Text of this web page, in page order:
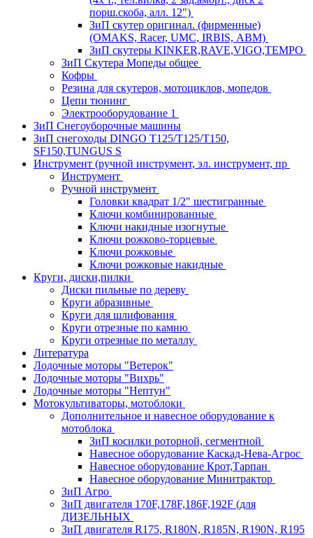
порш.скоба, алл. 12")
ЗиП скутер оригинал. (фирменные)
(OMAKS, Racer, UMC, IRBIS, АВМ)
ЗиП скутеры KINKER,RAVE,VIGO,TEMPO
ЗиП Скутера Мопеды общее
Кофры
Резина для скутеров, мотоциклов, мопедов
Цепи тюнинг
Электрооборудование 1
ЗиП Снегоуборочные машины
ЗиП снегоходы DINGO T125/T125/T150,
SF150,TUNGUS S
Инструмент (ручной инструмент, эл. инструмент, пр
Инструмент
Ручной инструмент
Головки квадрат 1/2" шестигранные
Ключи комбинированные
Ключи накидные изогнутые
Ключи рожково-торцевые
Ключи рожковые
Ключи рожковые накидные
Круги, диски,пилки
Диски пильные по дереву
Круги абразивные
Круги для шлифования
Круги отрезные по камню
Круги отрезные по металлу
Литература
Лодочные моторы "Ветерок"
Лодочные моторы "Вихрь"
Лодочные моторы "Нептун"
Мотокультиваторы, мотоблоки
Дополнительное и навесное оборудование к
мотоблока
ЗиП косилки роторной, сегментной
Навесное оборудование Каскад-Нева-Агрос
Навесное оборудование Крот,Тарпан
Навесное оборудование Минитрактор
ЗиП Агро
ЗиП двигателя 170F,178F,186F,192F (для
ДИЗЕЛЬНЫХ
ЗиП двигателя R175, R180N, R185N, R190N, R195